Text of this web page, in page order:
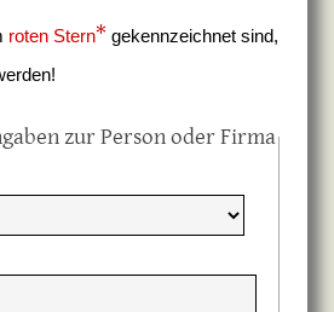
roten Stern* gekennzeichnet sind,
zur Person oder Firma